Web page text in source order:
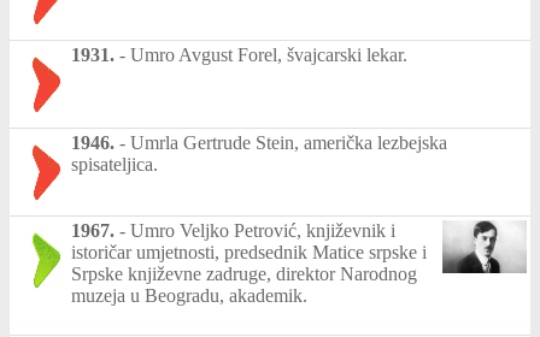
1931. - Umro Avgust Forel, švajcarski lekar.
1946. - Umrla Gertrude Stein, američka lezbejska
spisateljica.
1967. - Umro Veljko Petrović, književnik i
istoričar umjetnosti, predsednik Matice srpske i
Srpske književne zadruge, direktor Narodnog
muzeja u Beogradu, akademik.